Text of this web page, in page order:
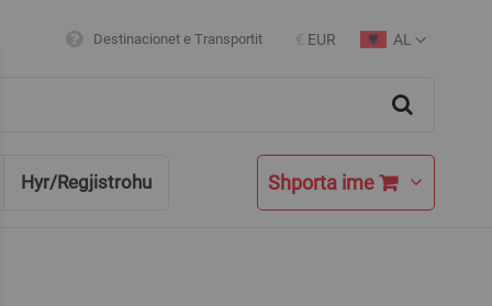
Destinacionet e Transportit
Currency
€ EUR
Language
AL
Hyr/Regjistrohu Shporta ime